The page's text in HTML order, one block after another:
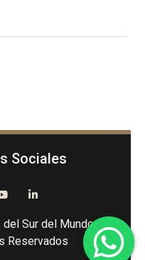
Sociales
Sur del Mundo -
Reservados